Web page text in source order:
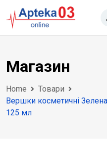
to
content
Магазин
Home
Товари
Вершки косметичні
125 мл